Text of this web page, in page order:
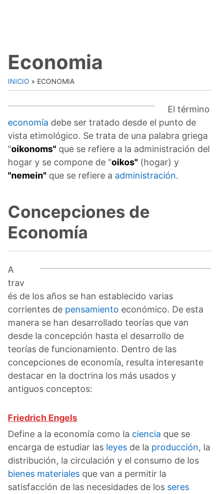
Economia
INICIO » ECONOMIA
El término
economía debe ser tratado desde el punto de
vista etimológico. Se trata de una palabra griega
"oikonoms" que se refiere a la administración del
hogar y se compone de "oikos" (hogar) y
"nemein" que se refiere a administración.
Concepciones de
Economía
A
trav
és de los años se han establecido varias
corrientes de pensamiento económico. De esta
manera se han desarrollado teorías que van
desde la concepción hasta el desarrollo de
teorías de funcionamiento. Dentro de las
concepciones de economía, resulta interesante
destacar en la doctrina los más usados y
antiguos conceptos:
Friedrich Engels
Define a la economía como la ciencia que se
encarga de estudiar las leyes de la producción, la
distribución, la circulación y el consumo de los
bienes materiales que van a permitir la
satisfacción de las necesidades de los seres